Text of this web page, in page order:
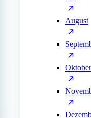
August
Oktober